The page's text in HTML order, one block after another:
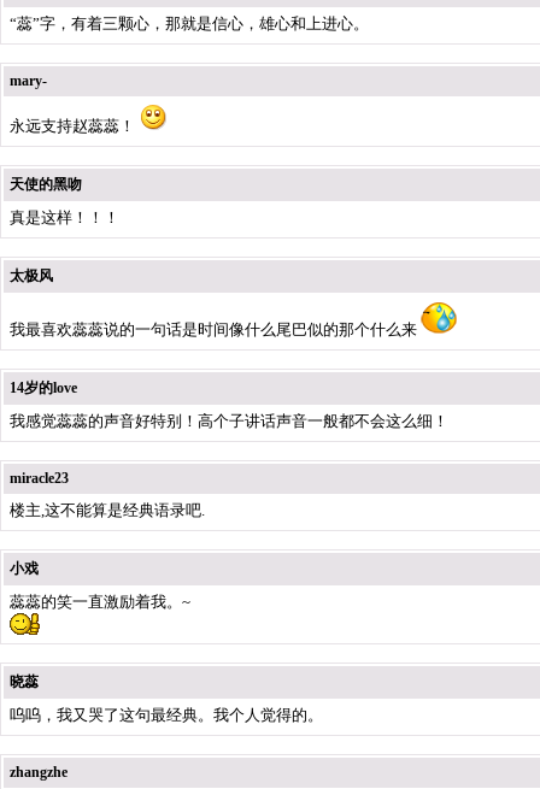
“蕊”字，有着三颗心，那就是信心，雄心和上进心。
mary-
永远支持赵蕊蕊！
天使的黑吻
真是这样！！！
太极风
我最喜欢蕊蕊说的一句话是时间像什么尾巴似的那个什么来
14岁的love
我感觉蕊蕊的声音好特别！高个子讲话声音一般都不会这么细！
miracle23
楼主,这不能算是经典语录吧.
小戏
蕊蕊的笑一直激励着我。~
晓蕊
呜呜，我又哭了这句最经典。我个人觉得的。
zhangzhe